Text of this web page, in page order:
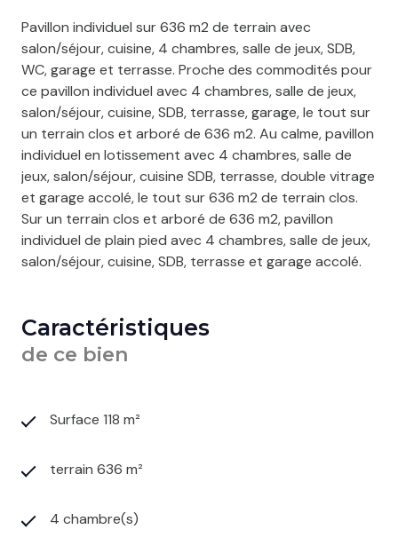
Pavillon individuel sur 636 m2 de terrain avec
salon/séjour, cuisine, 4 chambres, salle de jeux, SDB,
WC, garage et terrasse. Proche des commodités pour
ce pavillon individuel avec 4 chambres, salle de jeux,
salon/séjour, cuisine, SDB, terrasse, garage, le tout sur
un terrain clos et arboré de 636 m2. Au calme, pavillon
individuel en lotissement avec 4 chambres, salle de
jeux, salon/séjour, cuisine SDB, terrasse, double vitrage
et garage accolé, le tout sur 636 m2 de terrain clos.
Sur un terrain clos et arboré de 636 m2, pavillon
individuel de plain pied avec 4 chambres, salle de jeux,
salon/séjour, cuisine, SDB, terrasse et garage accolé.
Caractéristiques
de ce bien
Surface 118 m²
terrain 636 m²
4 chambre(s)